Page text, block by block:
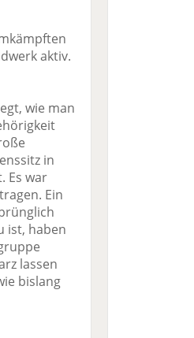
aktiv.
wie man
in
Es war
Ein
ist, haben
lassen
bislang